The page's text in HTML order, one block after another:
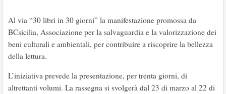
Al via “30 libri in 30 giorni” la manifestazione promossa da
BCsicilia, Associazione per la salvaguardia e la valorizzazione dei
beni culturali e ambientali, per contribuire a riscoprire la bellezza
della lettura.
L’iniziativa prevede la presentazione, per trenta giorni, di
altrettanti volumi. La rassegna si svolgerà dal 23 di marzo al 22 di